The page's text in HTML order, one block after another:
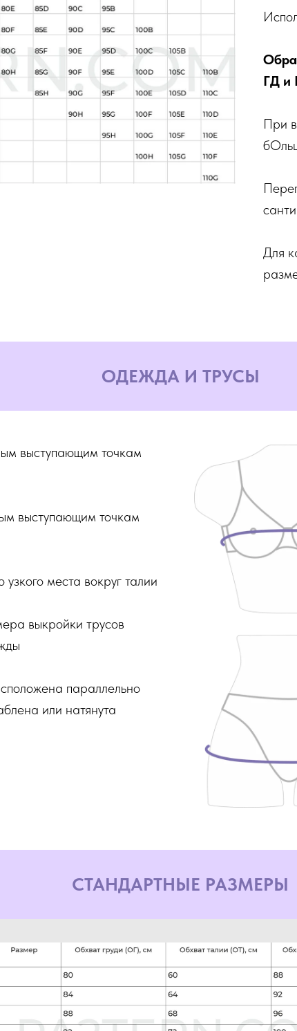
ГД и
При
Для
ОДЕЖДА И ТРУСЫ
выступающим точкам
выступающим точкам
места вокруг талии
выкройки трусов
параллельно
или натянута
СТАНДАРТНЫЕ РАЗМЕРЫ